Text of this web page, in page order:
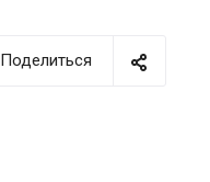
Поделиться